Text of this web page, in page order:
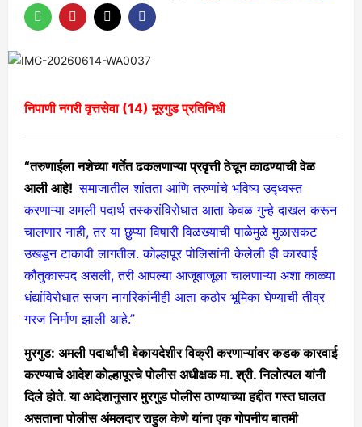
निपाणी नगरी वृत्तसेवा (14) मूरगुड प्रतिनिधी
“तरुणाईला नशेच्या गर्तेत ढकलणाऱ्या प्रवृत्ती ठेचून काढण्याची वेळ
आली आहे! समाजातील शांतता आणि तरुणांचे भविष्य उद्ध्वस्त
करणाऱ्या अमली पदार्थ तस्करांविरोधात आता केवळ गुन्हे दाखल करून
चालणार नाही, तर या छुप्या विषारी विळख्याची पाळेमुळे मुळासकट
उखडून टाकावी लागतील. कोल्हापूर पोलिसांनी केलेली ही कारवाई
कौतुकास्पद असली, तरी आपल्या आजूबाजूला चालणाऱ्या अशा काळ्या
धंद्यांविरोधात सजग नागरिकांनीही आता कठोर भूमिका घेण्याची तीव्र
गरज निर्माण झाली आहे.”
मुरगुड: अमली पदार्थांची बेकायदेशीर विक्री करणाऱ्यांवर कडक कारवाई
करण्याचे आदेश कोल्हापूरचे पोलीस अधीक्षक मा. श्री. निलोत्पल यांनी
दिले होते. या आदेशानुसार मुरगुड पोलीस ठाण्याच्या हद्दीत गस्त घालत
असताना पोलीस अंमलदार राहुल केणे यांना एक गोपनीय बातमी